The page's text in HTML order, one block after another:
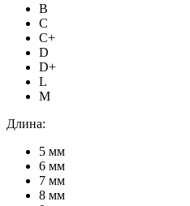
B
C
C+
D
D+
L
M
Длина:
5 мм
6 мм
7 мм
8 мм